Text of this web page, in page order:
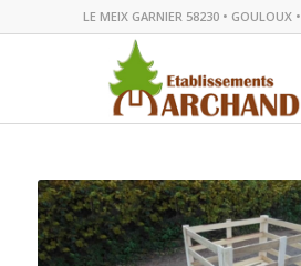
LE MEIX GARNIER 58230 • GOULOUX •